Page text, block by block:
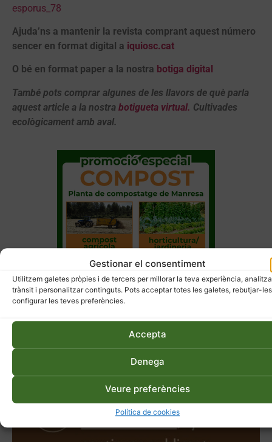
Gestionar el consentiment
Utilitzem galetes pròpies i de tercers per millorar la teva experiència,
trànsit i personalitzar continguts. Pots acceptar totes les galetes, rebutjar-
configurar les teves preferències.
Accepta
Denega
Veure preferències
Política de cookies
esporus_78
Ajuda’ns a mantenir la revista comprant aquest número
sencer en format digital a iquiosc.cat
O bé en format paper a la nostra botiga digital
També pots comprar algunes de les llavors de què parla
aquest article a la nostra botigueta virtual. Cultivades
ecològicament amb aval.